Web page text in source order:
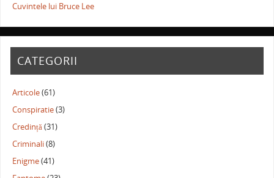
Cuvintele lui Bruce Lee
CATEGORII
Articole(61)
Conspiratie(3)
Credință(31)
Criminali(8)
Enigme(41)